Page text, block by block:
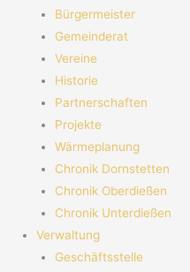
Bürgermeister
Gemeinderat
Vereine
Historie
Partnerschaften
Projekte
Wärmeplanung
Chronik Dornstetten
Chronik Oberdießen
Chronik Unterdießen
Verwaltung
Geschäftsstelle